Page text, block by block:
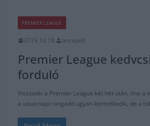
PREMIER LEAGUE
2019.10.18. tetrapofi
Premier League
forduló
Visszatér a Premier League két hét után, íme a
a vasárnapi rangadó ugyan kiemelkedik, de a